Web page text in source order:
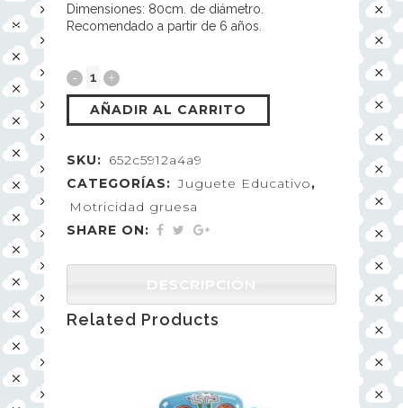
Dimensiones: 80cm. de diámetro.
Recomendado a partir de 6 años.
AÑADIR AL CARRITO
SKU: 652c5912a4a9
CATEGORÍAS: Juguete Educativo,
Motricidad gruesa
SHARE ON:
DESCRIPCIÓN
Related Products